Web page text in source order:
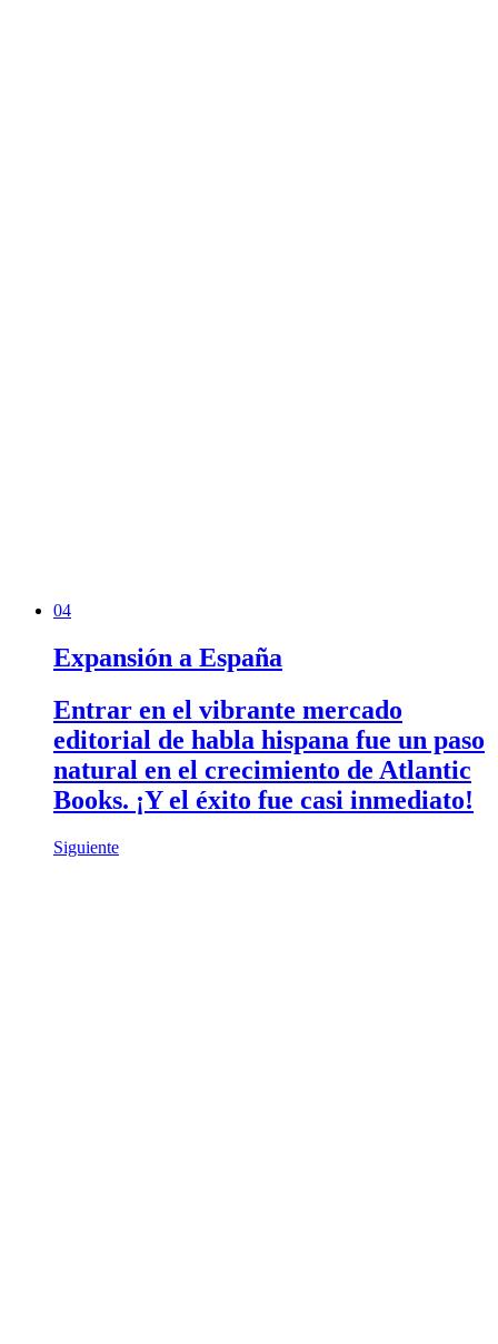
04
Expansión a España
Entrar en el vibrante mercado
editorial de habla hispana fue un paso
natural en el crecimiento de Atlantic
Books. ¡Y el éxito fue casi inmediato!
Siguiente